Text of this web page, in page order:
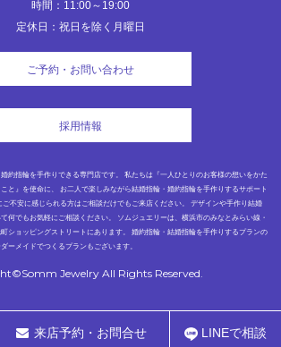
時間：11:00～19:00
定休日：祝日を除く月曜日
ご予約・お問い合わせ
採用情報
婚約指輪を手作りできる専門店です。 私たちは『一人ひとりのお客様の想いをかた
と』を使命に、 お二人で楽しみながら結婚指輪・婚約指輪を手作りするサポート
不安に感じられる方はご相談だけでもご来店ください。 デザインや手作り結婚
何でもお気軽にご相談ください。 ソムジュエリーは、横浜市のみなとみらい線・
ショッピングストリートにあります。 婚約指輪・結婚指輪を手作りするプランの
ーメイドでつくるプランもございます。
Jewelry All Rights Reserved.
来店予約・お問合せ LINEで相談